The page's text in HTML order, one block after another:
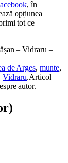
, în
opțiunea
tot ce
– Vidraru –
de Arges, munte,
Vidraru.Articol
autor.